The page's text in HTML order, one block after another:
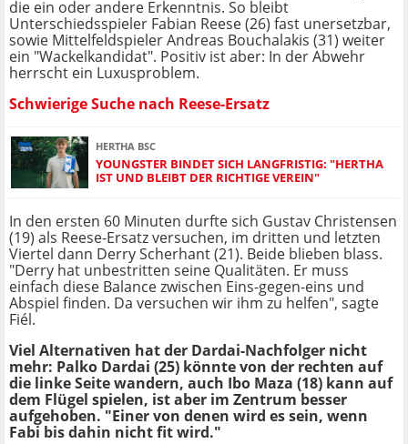
die ein oder andere Erkenntnis. So bleibt
Unterschiedsspieler Fabian Reese (26) fast unersetzbar,
sowie Mittelfeldspieler Andreas Bouchalakis (31) weiter
ein "Wackelkandidat". Positiv ist aber: In der Abwehr
herrscht ein Luxusproblem.
Schwierige Suche nach Reese-Ersatz
HERTHA BSC
YOUNGSTER BINDET SICH LANGFRISTIG: "HERTHA
IST UND BLEIBT DER RICHTIGE VEREIN"
In den ersten 60 Minuten durfte sich Gustav Christensen
(19) als Reese-Ersatz versuchen, im dritten und letzten
Viertel dann Derry Scherhant (21). Beide blieben blass.
"Derry hat unbestritten seine Qualitäten. Er muss
einfach diese Balance zwischen Eins-gegen-eins und
Abspiel finden. Da versuchen wir ihm zu helfen", sagte
Fiél.
Viel Alternativen hat der Dardai-Nachfolger nicht
mehr: Palko Dardai (25) könnte von der rechten auf
die linke Seite wandern, auch Ibo Maza (18) kann auf
dem Flügel spielen, ist aber im Zentrum besser
aufgehoben. "Einer von denen wird es sein, wenn
Fabi bis dahin nicht fit wird."